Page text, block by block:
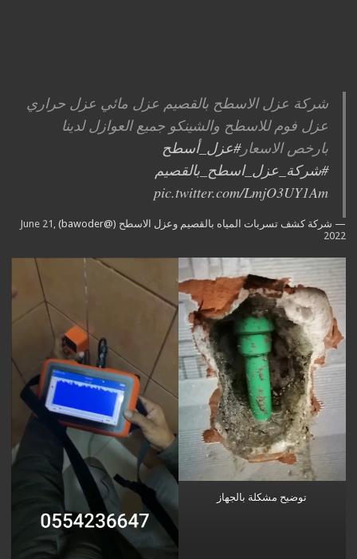
شركة عزل الاسطح بالقصيم عزل مائي عزل حراري
عزل فوم للاسطح والشينكو جميع العوازل لدينا
بارخص الاسعار#عزل_أسطح
#شركة_عزل_اسطح_بالقصيم
pic.twitter.com/LmjO3UY1Am
— شركة كشف تسربات المياه بالقصيم وعزل الاسطح (@bawoder)
June 21,
2022
توضيح مشكلة بالجهاز